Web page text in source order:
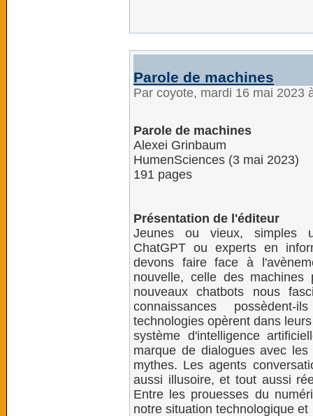
Parole de machines
Par coyote, mardi 16 mai 2023
Parole de machines
Alexei Grinbaum
HumenSciences (3 mai 2023)
191 pages
Présentation de l'éditeur
Jeunes ou vieux, simples
ChatGPT ou experts en
devons faire face à
nouvelle, celle des machines
nouveaux chatbots nous
connaissances
technologies opèrent dans
système d'intelligence
marque de dialogues avec
mythes. Les agents
aussi illusoire, et tout aussi
Entre les prouesses du
notre situation technologique